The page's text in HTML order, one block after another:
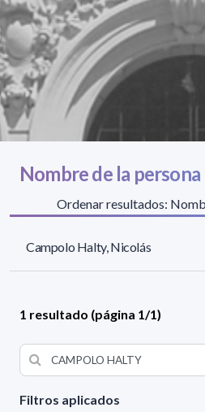
Filtros aplicados
Nombre de la persona
Ordenar resultados:
Campolo Halty, Nicolás
1 resultado (página 1/1)